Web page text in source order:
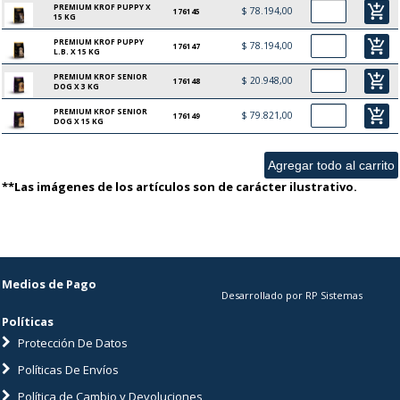
PREMIUM KROF PUPPY X
15 KG
176145 $ 78.194,00 add_shopping_cart
PREMIUM KROF PUPPY
L.B. X 15 KG
176147 $ 78.194,00 add_shopping_cart
PREMIUM KROF SENIOR
DOG X 3 KG
176148 $ 20.948,00 add_shopping_cart
PREMIUM KROF SENIOR
DOG X 15 KG
176149 $ 79.821,00 add_shopping_cart
**Las imágenes de los artículos son de carácter ilustrativo.
Medios de Pago
Políticas
Protección De Datos
Políticas De Envíos
Política de Cambio y Devoluciones
Desarrollado por RP Sistemas